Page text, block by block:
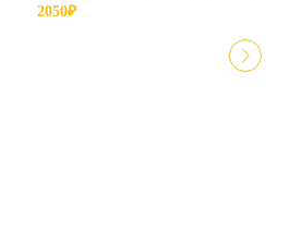
2050₽